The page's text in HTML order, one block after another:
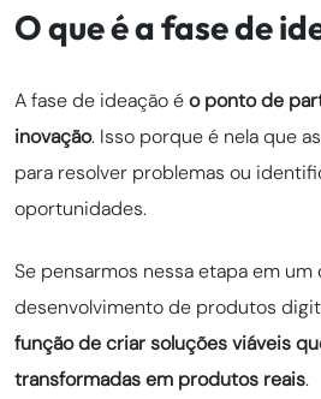
O que é a fase de
A fase de ideação éo ponto de
inovação. Isso porque é nela que
para resolver problemas ou
oportunidades.
Se pensarmos nessa etapa em
desenvolvimento de produtos
função de criar soluções viáveis
transformadas em produtos reais.